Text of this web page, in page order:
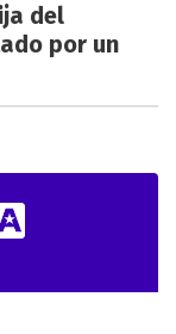
del
por un